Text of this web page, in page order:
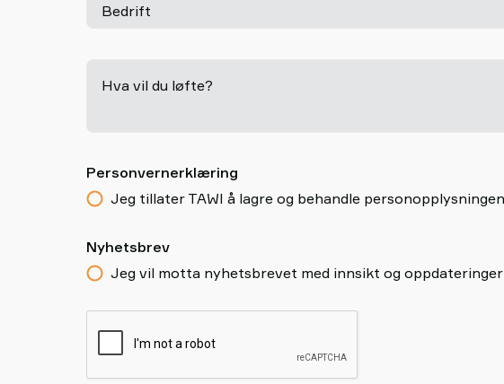
Bedrift
Hva vil du løfte?
Personvernerklæring
Jeg tillater TAWI å lagre og behandle
Nyhetsbrev
Jeg vil motta nyhetsbrevet med innsikt og oppdateringer